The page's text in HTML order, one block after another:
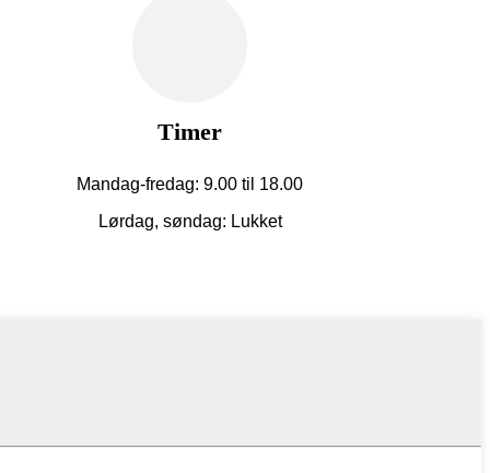
Timer
Mandag-fredag: 9.00 til 18.00
Lørdag, søndag: Lukket